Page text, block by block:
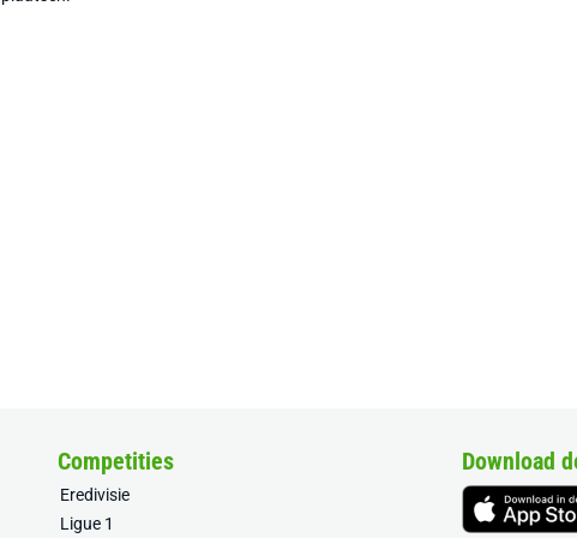
Competities
Eredivisie
Ligue 1
Download